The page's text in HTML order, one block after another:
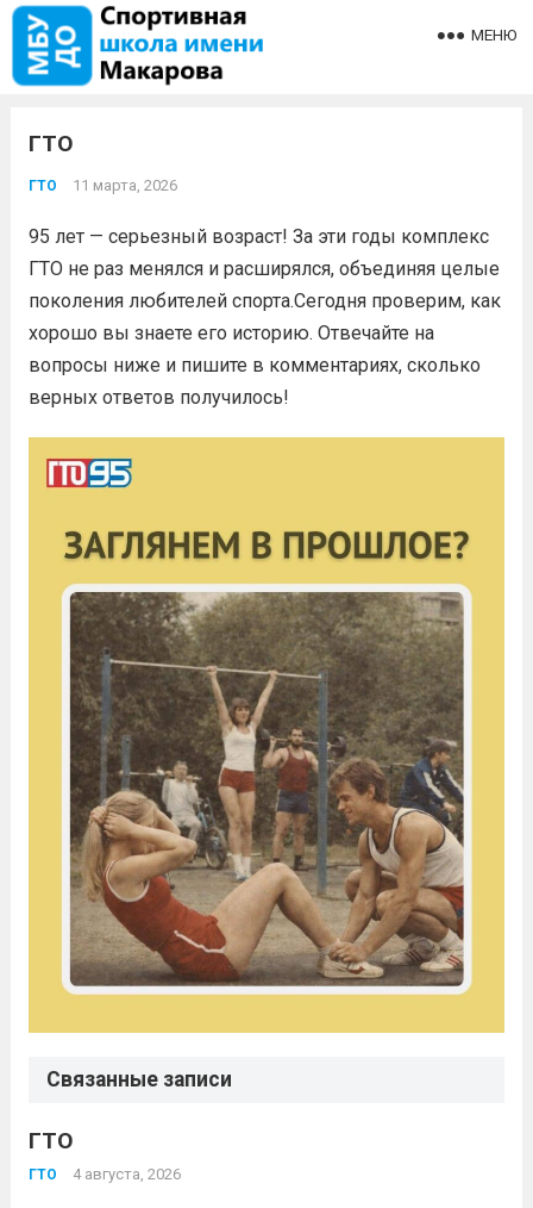
МЕНЮ
ГТО
ГТО 11 марта, 2026
95 лет — серьезный возраст! За эти годы комплекс
ГТО не раз менялся и расширялся, объединяя целые
поколения любителей спорта.Сегодня проверим, как
хорошо вы знаете его историю. Отвечайте на
вопросы ниже и пишите в комментариях, сколько
верных ответов получилось!
Связанные записи
ГТО
ГТО 4 августа, 2026